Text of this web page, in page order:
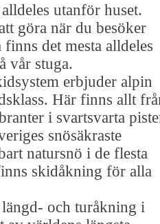
utanför huset.
göra när du besöker
finns det mesta alldeles
vår stuga.
erbjuder alpin
Här finns allt
i svartsvarta
snösäkraste
natursnö i de flesta
skidåkning för alla
och turåkning i